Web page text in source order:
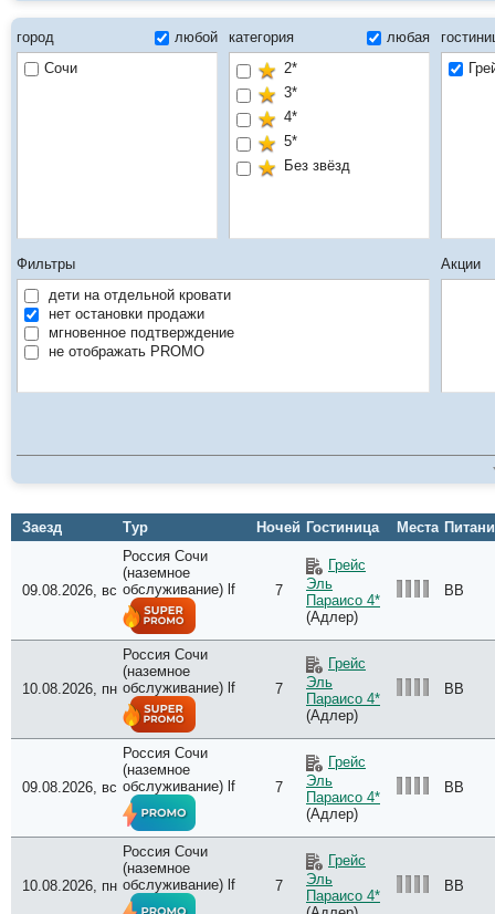
город
любой
Сочи
категория
любая
2*
3*
4*
5*
Без звёзд
Фильтры
дети на отдельной кровати
нет остановки продажи
мгновенное подтверждение
не отображать PROMO
Акции
Заезд Тур Ночей Гостиница Места
09.08.2026, вс
Россия Сочи
(наземное
обслуживание) lf
7
Грейс
Эль
Параисо 4*
(Адлер)
BB
10.08.2026, пн
Россия Сочи
(наземное
обслуживание) lf
7
Грейс
Эль
Параисо 4*
(Адлер)
BB
09.08.2026, вс
Россия Сочи
(наземное
обслуживание) lf
7
Грейс
Эль
Параисо 4*
(Адлер)
BB
10.08.2026, пн
Россия Сочи
(наземное
обслуживание) lf
7
Грейс
Эль
Параисо 4*
BB